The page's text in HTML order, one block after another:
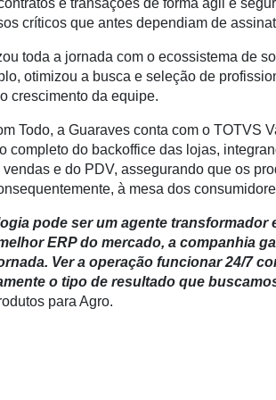
e transações de forma ágil e
críticos que antes dependiam de
toda a jornada com o ecossistema de
otimizou a busca e seleção de
crescimento da equipe.
Todo, a Guaraves conta com o TOTVS
completo do backoffice das lojas,
e do PDV, assegurando que os
à mesa dos
pode ser um agente transformador
ERP do mercado, a companhia
Ver a operação funcionar 24/7
o tipo de resultado que
para Agro.